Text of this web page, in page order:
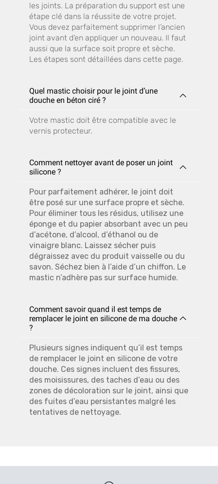
les joints. La préparation du support est une
étape clé dans la réussite de votre projet.
Vous devez parfaitement supprimer l’ancien
joint avant d’en appliquer un nouveau. Il faut
aussi que la surface soit propre et sèche.
Les étapes sont détaillées dans cette page.
Quel mastic choisir pour le joint d’une
douche en béton ciré ?
Votre mastic doit être compatible avec le
vernis protecteur.
Comment nettoyer avant de poser un joint
silicone ?
Pour parfaitement adhérer, le joint doit
être posé sur une surface propre et sèche.
Pour éliminer tous les résidus, utilisez une
éponge et du papier absorbant avec un peu
d’acétone, d’alcool, d’éthanol ou de
vinaigre blanc. Laissez sécher puis
dégraissez avec du produit vaisselle ou du
savon. Séchez bien à l’aide d’un chiffon. Le
mastic n’adhère pas sur surface humide.
Comment savoir quand il est temps de
remplacer le joint en silicone de ma douche
?
Plusieurs signes indiquent qu’il est temps
de remplacer le joint en silicone de votre
douche. Ces signes incluent des fissures,
des moisissures, des taches d’eau ou des
zones de décoloration sur le joint, ainsi que
des fuites d’eau persistantes malgré les
tentatives de nettoyage.